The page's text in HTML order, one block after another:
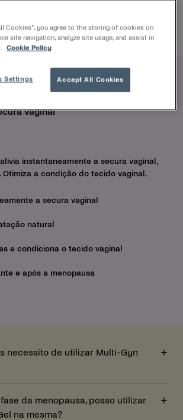
vaginal
instantaneamente a secura vaginal,
Otimiza a condição do tecido vaginal.
a secura vaginal
natural
e condiciona o tecido vaginal
e após a menopausa
necessito de utilizar Multi-Gyn
da menopausa, posso utilizar
na mesma?
Cookies”, you agree to the storing of cookies on
site navigation, analyze site usage, and assist in
Cookie Policy
Accept All Cookies
Settings